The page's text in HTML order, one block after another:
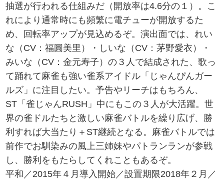
抽選が行われる仕組みだ（開放率は4.6分の１）。こ
れにより通常時にも頻繁に電チューが開放するた
め、回転率アップが見込めるぞ。演出面では、れい
な（CV：福圓美里）・しいな（CV：茅野愛衣）・
みいな（CV：金元寿子）の３人で結成された、歌っ
て踊れて麻雀も強い雀系アイドル「じゃんぴんガー
ルズ」に注目したい。予告やリーチはもちろん、
ST「雀じゃんRUSH」中にもこの３人が大活躍。世
界の雀ドルたちと激しい麻雀バトルを繰り広げ、勝
利すれば大当たり＋ST継続となる。麻雀バトルでは
前作でお馴染みの風上三姉妹やパトランランが参戦
し、勝利をもたらしてくれこともあるぞ。
平和／2015年４月導入開始／設置期限2018年２月／